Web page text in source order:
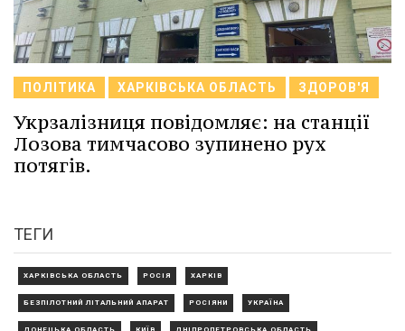
ПОЛІТИКА ХАРКІВСЬКА ОБЛАСТЬ ЗДОРОВ'Я
Укрзалізниця повідомляє: на станції
Лозова тимчасово зупинено рух
потягів.
ТЕГИ
ХАРКІВСЬКА ОБЛАСТЬ РОСІЯ ХАРКІВ
БЕЗПІЛОТНИЙ ЛІТАЛЬНИЙ АПАРАТ РОСІЯНИ УКРАЇНА
ДОНЕЦЬКА ОБЛАСТЬ КИЇВ ДНІПРОПЕТРОВСЬКА ОБЛАСТЬ